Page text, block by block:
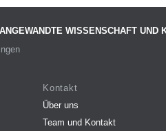
WISSENSCHAFT UND
Kontakt
Über uns
Team und Kontakt